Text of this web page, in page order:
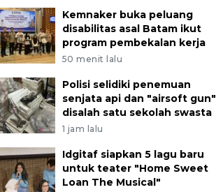
Kemnaker buka peluang
disabilitas asal Batam ikut
program pembekalan kerja
50 menit lalu
Polisi selidiki penemuan
senjata api dan "airsoft gun"
disalah satu sekolah swasta
1 jam lalu
Idgitaf siapkan 5 lagu baru
untuk teater "Home Sweet
Loan The Musical"